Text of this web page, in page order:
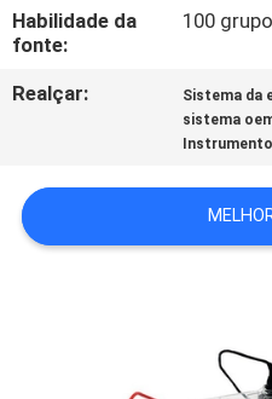
PEÇA
CITAÇÕES
MAPA
DO
Habilidade da
fonte:
100
Realçar: Sistema da
sistema